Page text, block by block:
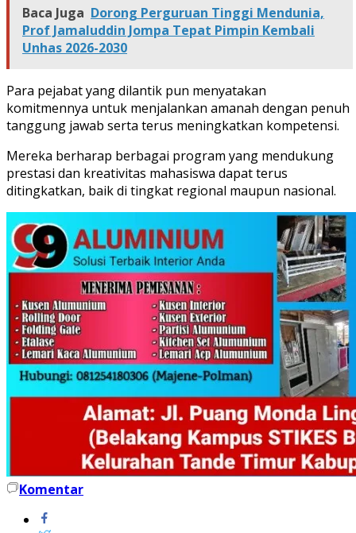
Baca Juga Dorong Perguruan Tinggi Mendunia,
Prof Jamaluddin Jompa Tepat Pimpin Kembali
Unhas 2026-2030
Para pejabat yang dilantik pun menyatakan
komitmennya untuk menjalankan amanah dengan penuh
tanggung jawab serta terus meningkatkan kompetensi.
Mereka berharap berbagai program yang mendukung
prestasi dan kreativitas mahasiswa dapat terus
ditingkatkan, baik di tingkat regional maupun nasional.
Komentar